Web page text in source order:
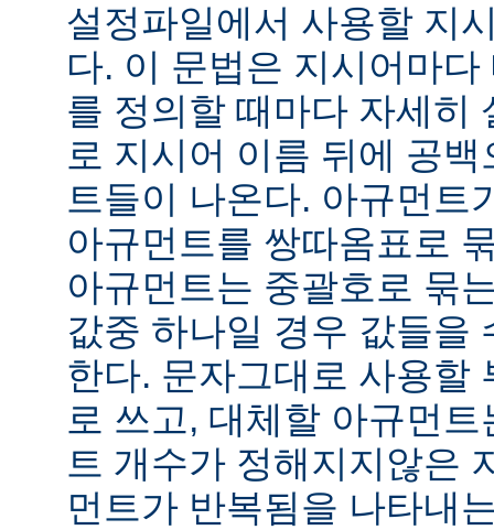
설정파일에서 사용할 지
다. 이 문법은 지시어마
를 정의할 때마다 자세히
로 지시어 이름 뒤에 공
트들이 나온다. 아규먼트
아규먼트를 쌍따옴표로
아규먼트는 중괄호로 묶
값중 하나일 경우 값들을
한다. 문자그대로 사용할
로 쓰고, 대체할 아규먼
트 개수가 정해지지않은
먼트가 반복됨을 나타내